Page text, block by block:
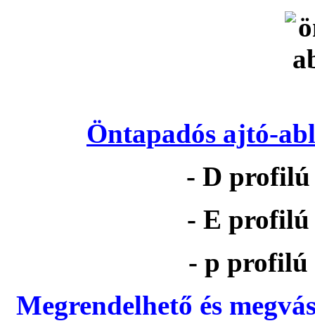
Öntapadós ajtó-
- D profilú
- E profilú
- p profilú
Megrendelhető és